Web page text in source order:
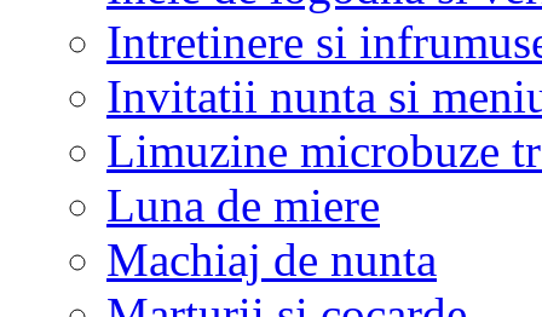
Intretinere si
Invitatii nunta si
Limuzine microbuze
Luna de miere
Machiaj de nunta